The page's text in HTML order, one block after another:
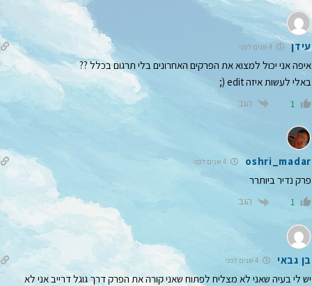
עידן
איפה אני יכול למצוא את הפרקים האחרונים בלי תרגום בכלל ??
באלי לעשות איזה edit (;
1 הגב
oshri_madar
פרק נדיר ביותרר
1 הגב
בן גבאי
יש לי בעיה שאני לא מצליח לפתוח שאני קורה את הפרק דרך גוגל דרייב אני לא